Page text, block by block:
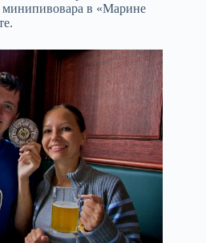
минипивовара в «Марине